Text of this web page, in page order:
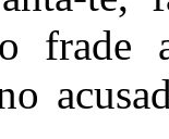
frade